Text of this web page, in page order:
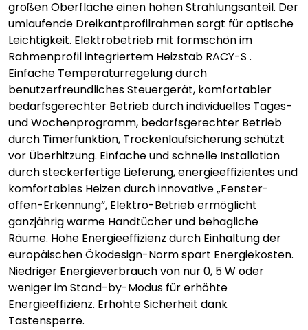
großen Oberfläche einen hohen Strahlungsanteil. Der
umlaufende Dreikantprofilrahmen sorgt für optische
Leichtigkeit. Elektrobetrieb mit formschön im
Rahmenprofil integriertem Heizstab RACY-S .
Einfache Temperaturregelung durch
benutzerfreundliches Steuergerät, komfortabler
bedarfsgerechter Betrieb durch individuelles Tages-
und Wochenprogramm, bedarfsgerechter Betrieb
durch Timerfunktion, Trockenlaufsicherung schützt
vor Überhitzung. Einfache und schnelle Installation
durch steckerfertige Lieferung, energieeffizientes und
komfortables Heizen durch innovative „Fenster-
offen-Erkennung“, Elektro-Betrieb ermöglicht
ganzjährig warme Handtücher und behagliche
Räume. Hohe Energieeffizienz durch Einhaltung der
europäischen Ökodesign-Norm spart Energiekosten.
Niedriger Energieverbrauch von nur 0, 5 W oder
weniger im Stand-by-Modus für erhöhte
Energieeffizienz. Erhöhte Sicherheit dank
Tastensperre.